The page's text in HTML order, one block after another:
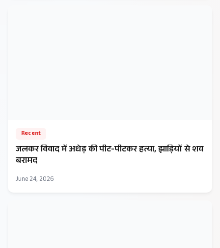
Recent
जलकर विवाद में अधेड़ की पीट-पीटकर हत्या, झाड़ियों से शव
बरामद
June 24, 2026